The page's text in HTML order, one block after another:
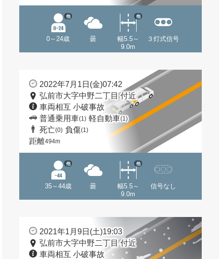
0～24歳
他
曇
幅5.5～
9.0m
他
３灯式信号
2022年7月1日(金)07:42
弘前市大字中野二丁目 付近
車両相互 小破事故
普通乗用車(1) 軽自動車(1)
死亡(0) 負傷(1)
距離494m
35～44歳
他
曇
幅5.5～
9.0m
他
信号なし
2021年1月9日(土)19:03
弘前市大字中野二丁目 付近
車両相互 小破事故